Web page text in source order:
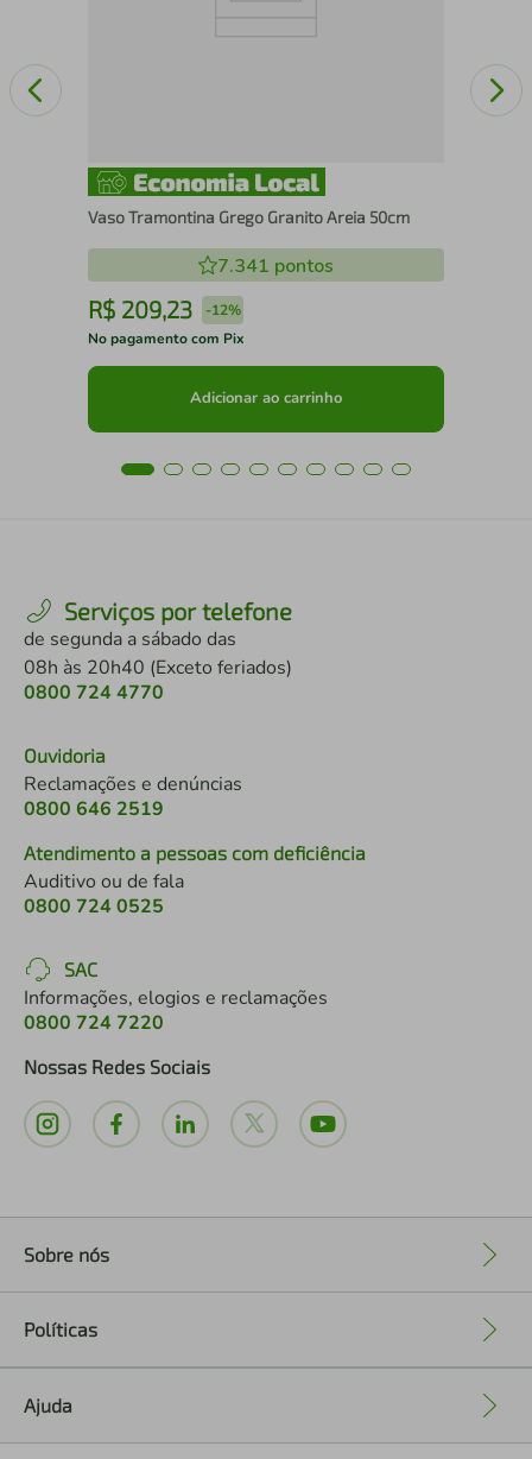
Vaso Tramontina Grego Granito Areia 50cm
7.341 pontos
R$ 209,23 -12%
No pagamento com Pix
Adicionar ao carrinho
Serviços por telefone
de segunda a sábado das
08h às 20h40 (Exceto feriados)
0800 724 4770
Ouvidoria
Reclamações e denúncias
0800 646 2519
Atendimento a pessoas com deficiência
Auditivo ou de fala
0800 724 0525
SAC
Informações, elogios e reclamações
0800 724 7220
Nossas Redes Sociais
Sobre nós
Políticas
Ajuda